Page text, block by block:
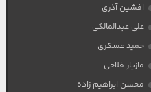
افشین آذری
علی عبدالمالکی
حمید عسکری
مازیار فلاحی
محسن ابراهیم زاده